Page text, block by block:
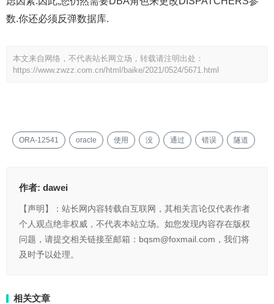
数.你还必须反弹数据库.
本文来自网络，不代表站长网立场，转载请注明出处：
https://www.zwzz.com.cn/html/baike/2021/0524/5671.html
ORA-12541 oracle 使用 没 通过 错误 隧道
作者: dawei
【声明】：站长网内容转载自互联网，其相关言论仅代表作者
个人观点绝非权威，不代表本站立场。如您发现内容存在版权
问题，请提交相关链接至邮箱：bqsm@foxmail.com，我们将
及时予以处理。
相关文章